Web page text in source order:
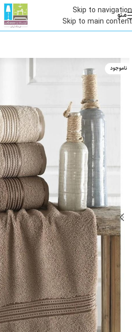
Skip to navigation
Skip to main content
منو
ناموجود